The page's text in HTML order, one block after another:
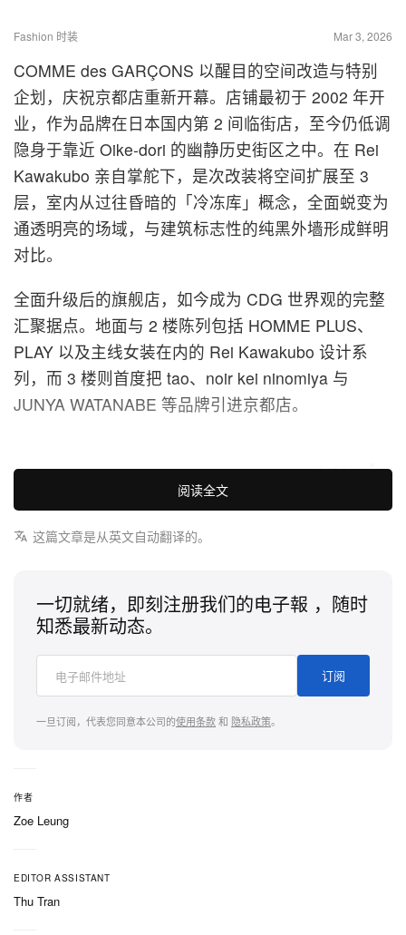
Fashion 时装 Mar 3, 2026
COMME des GARÇONS 以醒目的空间改造与特别
企划，庆祝京都店重新开幕。店铺最初于 2002 年开
业，作为品牌在日本国内第 2 间临街店，至今仍低调
隐身于靠近 Oike-dori 的幽静历史街区之中。在 Rei
Kawakubo 亲自掌舵下，是次改装将空间扩展至 3
层，室内从过往昏暗的「冷冻库」概念，全面蜕变为
通透明亮的场域，与建筑标志性的纯黑外墙形成鲜明
对比。
全面升级后的旗舰店，如今成为 CDG 世界观的完整
汇聚据点。地面与 2 楼陈列包括 HOMME PLUS、
PLAY 以及主线女装在内的 Rei Kawakubo 设计系
列，而 3 楼则首度把 tao、noir kei ninomiya 与
JUNYA WATANABE 等品牌引进京都店。
1 of 13
Comme Des GarÇons
为纪念今次开幕，店内特别举办 BLACK COMME
裁与颠覆比例的设计语言，诠释 BLACK 支线的标志
风格。
COMME des GARÇONS
日本京都市中京区 Kameyacho 378
阅读全文
这篇文章是从英文自动翻译的。
一切就绪，即刻注册我们的电子報 ，随时
知悉最新动态。
订阅
一旦订阅，代表您同意本公司的使用条款和 隐私政策。
作者
Zoe Leung
EDITOR ASSISTANT
Thu Tran